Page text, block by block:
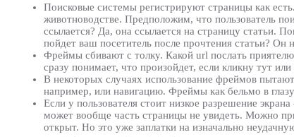
Поисковые системы регистрируют страницы как
животноводстве. Предположим, что пользователь
ссылается? Да, она ссылается на страницу статьи.
пойдет ваш посетитель после прочтения статьи? Он
Фреймы сбивают с толку. Какой url послать
сразу понимает, что произойдет, если кликну тут или
В некоторых случаях использование фреймов
например, или навигацию. Фреймы как бельмо в
Если у пользователя стоит низкое разрешение
может вообще часть страницы не увидеть. Можно
открыт. Но это уже заплатки на изначально